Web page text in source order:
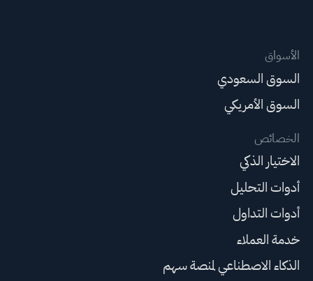
الأسواق
السوق السعودي
السوق الأمريكي
الخصائص
الاختيار الذكي
أدوات التحليل
أدوات التداول
خدمة العملاء
الذكاء الاصطناعي لمنصة سهم